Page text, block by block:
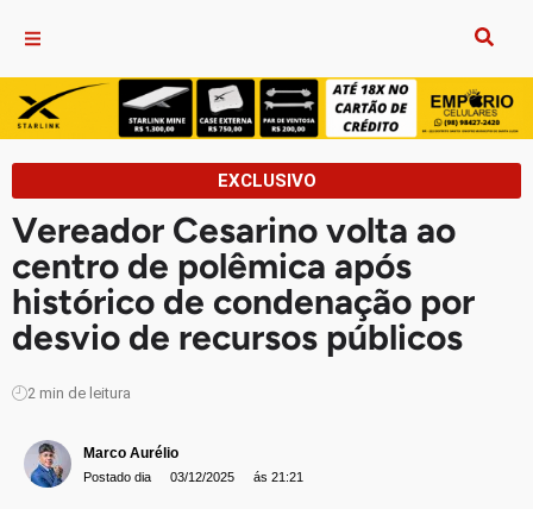
EXCLUSIVO
Vereador Cesarino volta ao
centro de polêmica após
histórico de condenação por
desvio de recursos públicos
2 min de leitura
Marco Aurélio
Postado dia 03/12/2025 ás 21:21